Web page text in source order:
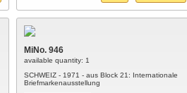
MiNo. 946
available quantity: 1
SCHWEIZ - 1971 - aus Block 21: Internationale
Briefmarkenausstellung